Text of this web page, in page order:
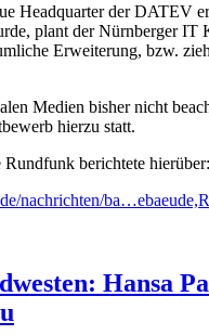
Headquarter der DATEV
plant der Nürnberger IT
Erweiterung, bzw.
Medien bisher nicht
hierzu statt.
berichtete hierüber:
nachrichten/
Hansa